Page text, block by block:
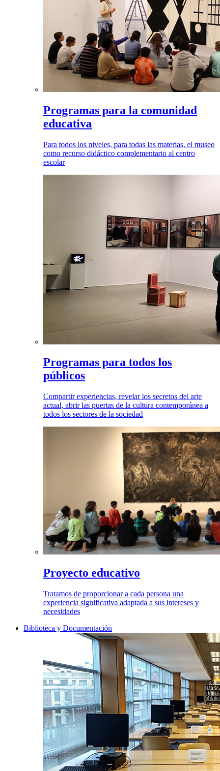
Programas para la comunidad
educativa
Para todos los niveles, para todas las materias, el museo
como recurso didáctico complementario al centro
escolar
Programas para todos los
públicos
Compartir experiencias, revelar los secretos del arte
actual, abrir las puertas de la cultura contemporánea a
todos los sectores de la sociedad
Proyecto educativo
Tratamos de proporcionar a cada persona una
experiencia significativa adaptada a sus intereses y
necesidades
Biblioteca y Documentación